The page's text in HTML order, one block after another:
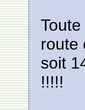
route
soit
!!!!!